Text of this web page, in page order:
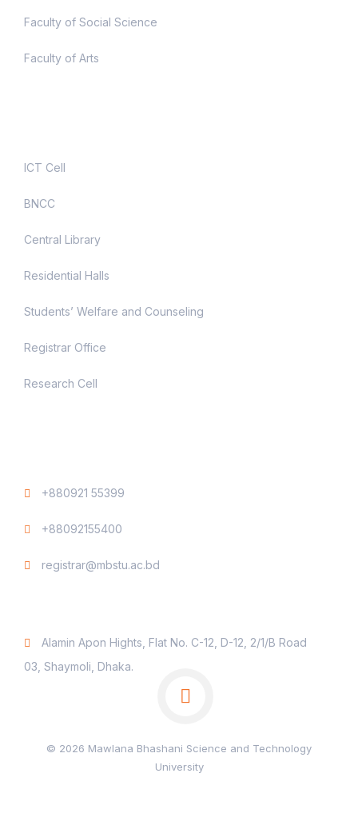
Faculty of Social Science
Faculty of Arts
ICT Cell
BNCC
Central Library
Residential Halls
Students’ Welfare and Counseling
Registrar Office
Research Cell
+880921 55399
+88092155400
registrar@mbstu.ac.bd
Alamin Apon Hights, Flat No. C-12, D-12, 2/1/B Road
03, Shaymoli, Dhaka.
© 2026 Mawlana Bhashani Science and Technology
University